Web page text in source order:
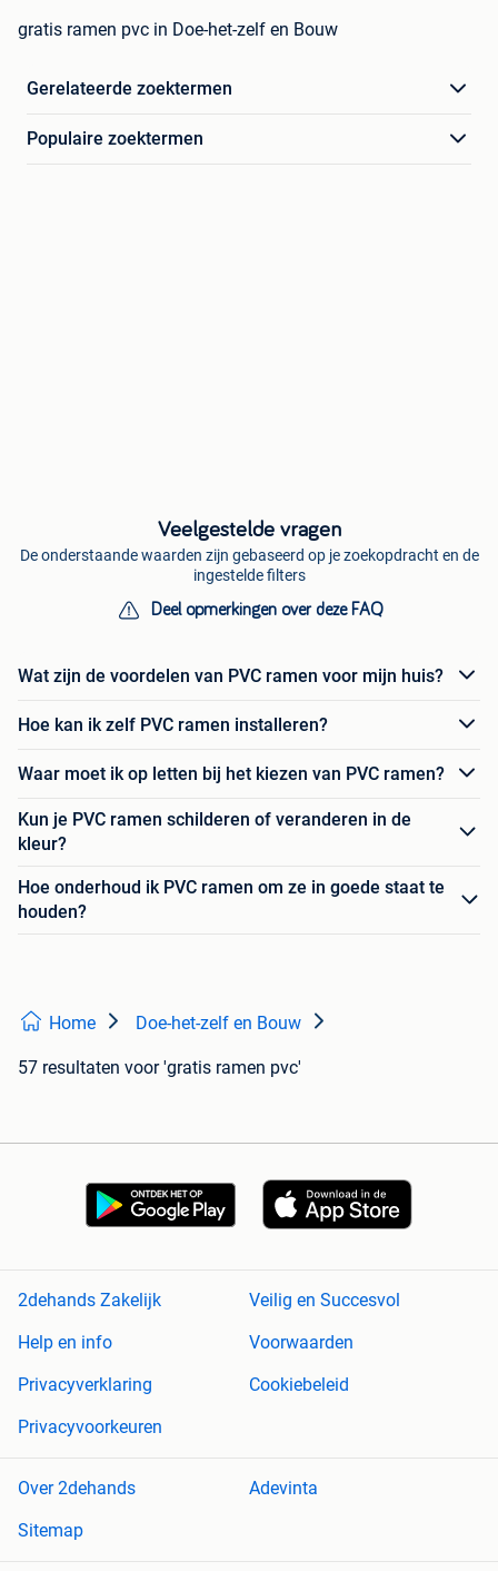
gratis ramen pvc in Doe-het-zelf en Bouw
Gerelateerde zoektermen
Populaire zoektermen
Veelgestelde vragen
De onderstaande waarden zijn gebaseerd op je zoekopdracht en de
ingestelde filters
Deel opmerkingen over deze FAQ
Wat zijn de voordelen van PVC ramen voor mijn huis?
Hoe kan ik zelf PVC ramen installeren?
Waar moet ik op letten bij het kiezen van PVC ramen?
Kun je PVC ramen schilderen of veranderen in de
kleur?
Hoe onderhoud ik PVC ramen om ze in goede staat te
houden?
Home Doe-het-zelf en Bouw
57 resultaten voor 'gratis ramen pvc'
2dehands Zakelijk
Veilig en Succesvol
Help en info
Voorwaarden
Privacyverklaring
Cookiebeleid
Privacyvoorkeuren
Over 2dehands
Adevinta
Sitemap